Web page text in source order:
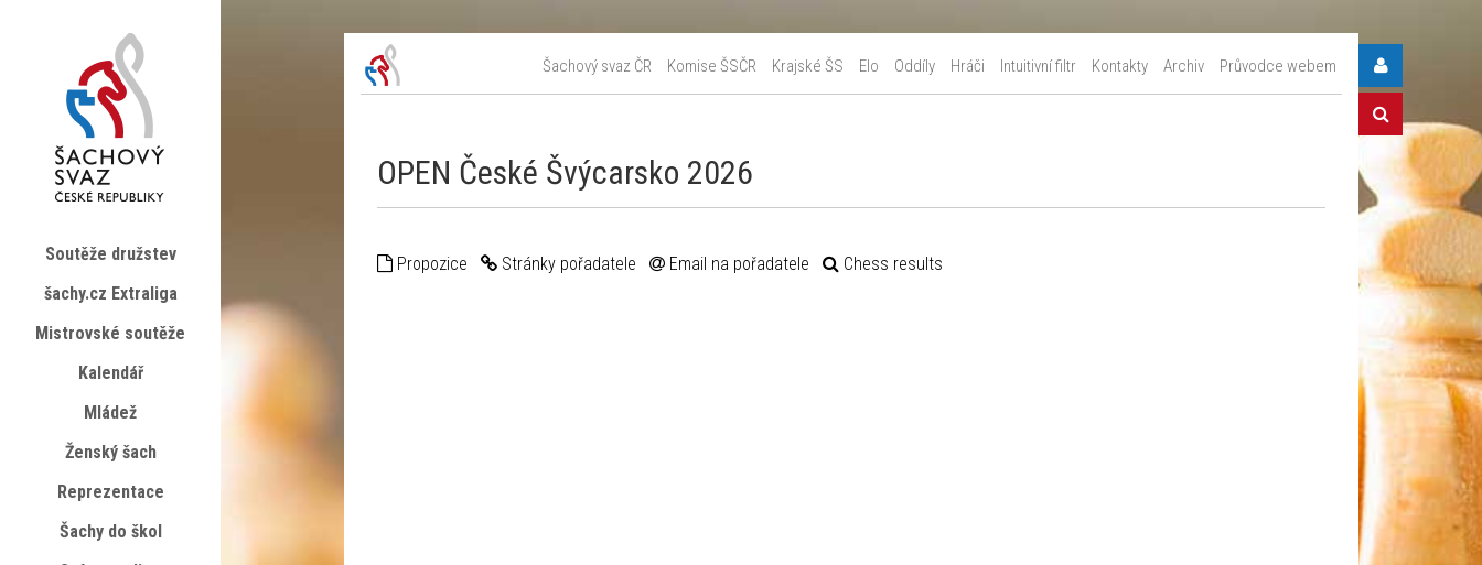
Šachový svaz ČR Komise ŠSČR Krajské ŠS Elo Oddíly Hráči Intuitivní filtr Kontakty Archiv Průvodce webem
OPEN České Švýcarsko 2026
Propozice Stránky pořadatele Email na pořadatele Chess results
Soutěže družstev
šachy.cz Extraliga
Mistrovské soutěže
Kalendář
Mládež
Ženský šach
Reprezentace
Šachy do škol